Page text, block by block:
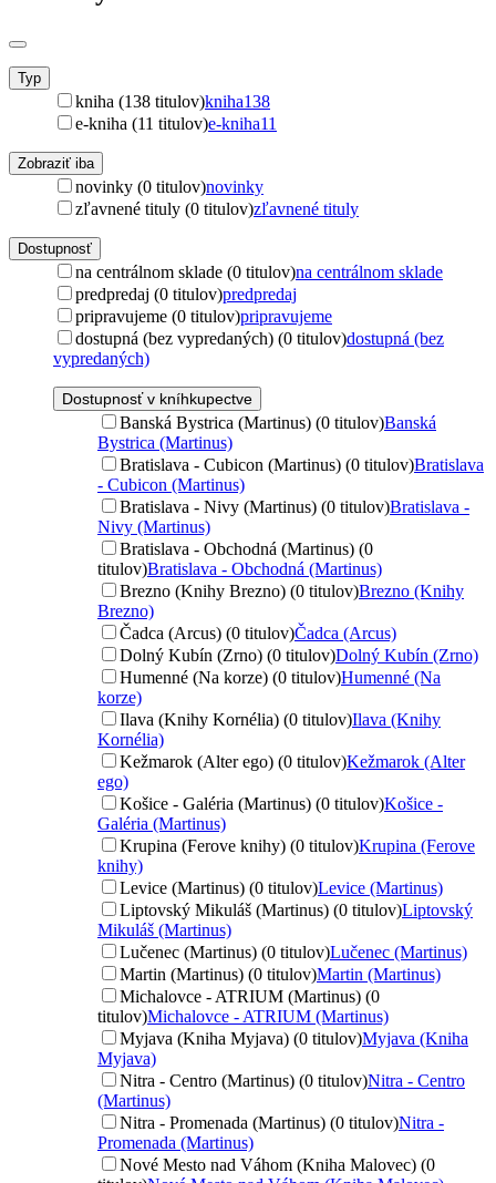
Typ
kniha (138 titulov)kniha138
e-kniha (11 titulov)e-kniha11
Zobraziť iba
novinky (0 titulov)novinky
zľavnené tituly (0 titulov)zľavnené tituly
Dostupnosť
na centrálnom sklade (0 titulov)na centrálnom sklade
predpredaj (0 titulov)predpredaj
pripravujeme (0 titulov)pripravujeme
dostupná (bez vypredaných) (0 titulov)dostupná (bez
vypredaných)
Dostupnosť v kníhkupectve
Banská Bystrica (Martinus) (0 titulov)Banská
Bystrica (Martinus)
Bratislava - Cubicon (Martinus) (0 titulov)Bratislava
- Cubicon (Martinus)
Bratislava - Nivy (Martinus) (0 titulov)Bratislava -
Nivy (Martinus)
Bratislava - Obchodná (Martinus) (0
titulov)Bratislava - Obchodná (Martinus)
Brezno (Knihy Brezno) (0 titulov)Brezno (Knihy
Brezno)
Čadca (Arcus) (0 titulov)Čadca (Arcus)
Dolný Kubín (Zrno) (0 titulov)Dolný Kubín (Zrno)
Humenné (Na korze) (0 titulov)Humenné (Na
korze)
Ilava (Knihy Kornélia) (0 titulov)Ilava (Knihy
Kornélia)
Kežmarok (Alter ego) (0 titulov)Kežmarok (Alter
ego)
Košice - Galéria (Martinus) (0 titulov)Košice -
Galéria (Martinus)
Krupina (Ferove knihy) (0 titulov)Krupina (Ferove
knihy)
Levice (Martinus) (0 titulov)Levice (Martinus)
Liptovský Mikuláš (Martinus) (0 titulov)Liptovský
Mikuláš (Martinus)
Lučenec (Martinus) (0 titulov)Lučenec (Martinus)
Martin (Martinus) (0 titulov)Martin (Martinus)
Michalovce - ATRIUM (Martinus) (0
titulov)Michalovce - ATRIUM (Martinus)
Myjava (Kniha Myjava) (0 titulov)Myjava (Kniha
Myjava)
Nitra - Centro (Martinus) (0 titulov)Nitra - Centro
(Martinus)
Nitra - Promenada (Martinus) (0 titulov)Nitra -
Promenada (Martinus)
Nové Mesto nad Váhom (Kniha Malovec) (0